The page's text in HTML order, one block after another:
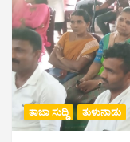
ತಾಜಾ ಸುದ್ದಿ ತುಳುನಾಡು